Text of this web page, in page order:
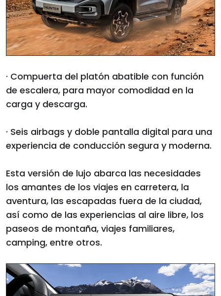
· Compuerta del platón abatible con función
de escalera, para mayor comodidad en la
carga y descarga.
· Seis airbags y doble pantalla digital para una
experiencia de conducción segura y moderna.
Esta versión de lujo abarca las necesidades
los amantes de los viajes en carretera, la
aventura, las escapadas fuera de la ciudad,
así como de las experiencias al aire libre, los
paseos de montaña, viajes familiares,
camping, entre otros.